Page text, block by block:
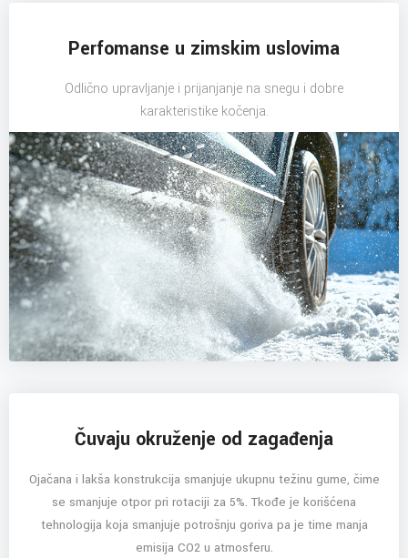
Perfomanse u zimskim uslovima
Odlično upravljanje i prijanjanje na snegu i dobre
karakteristike kočenja.
Čuvaju okruženje od zagađenja
Ojačana i lakša konstrukcija smanjuje ukupnu težinu gume, čime
se smanjuje otpor pri rotaciji za 5%. Tkođe je korišćena
tehnologija koja smanjuje potrošnju goriva pa je time manja
emisija CO2 u atmosferu.